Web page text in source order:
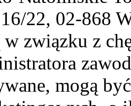
22, 02-868
w związku z
mogą